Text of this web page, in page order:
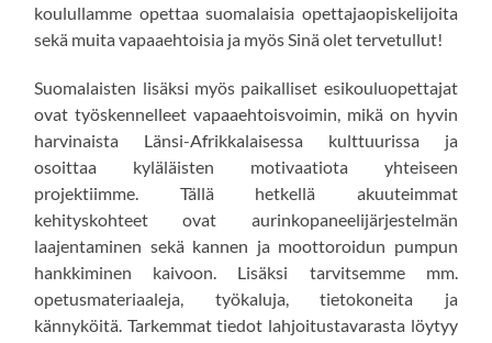
koulullamme opettaa suomalaisia opettajaopiskelijoita
sekä muita vapaaehtoisia ja myös Sinä olet tervetullut!
Suomalaisten lisäksi myös paikalliset esikouluopettajat
ovat työskennelleet vapaaehtoisvoimin, mikä on hyvin
harvinaista Länsi-Afrikkalaisessa kulttuurissa ja
osoittaa kyläläisten motivaatiota yhteiseen
projektiimme. Tällä hetkellä akuuteimmat
kehityskohteet ovat aurinkopaneelijärjestelmän
laajentaminen sekä kannen ja moottoroidun pumpun
hankkiminen kaivoon. Lisäksi tarvitsemme mm.
opetusmateriaaleja, työkaluja, tietokoneita ja
kännyköitä. Tarkemmat tiedot lahjoitustavarasta löytyy